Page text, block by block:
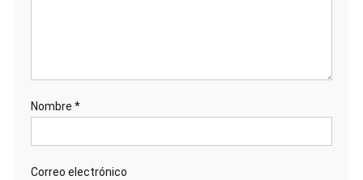
Nombre *
Correo electrónico